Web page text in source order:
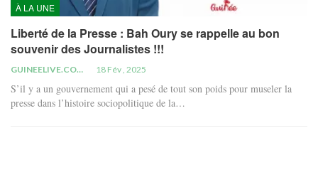
À LA UNE
Liberté de la Presse : Bah Oury se rappelle au bon
souvenir des Journalistes !!!
GUINEELIVE.COM 18 Fév , 2025
S’il y a un gouvernement qui a pesé de tout son poids pour museler la
presse dans l’histoire sociopolitique de la…